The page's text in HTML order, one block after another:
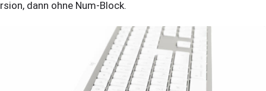
dann ohne Num-Block.